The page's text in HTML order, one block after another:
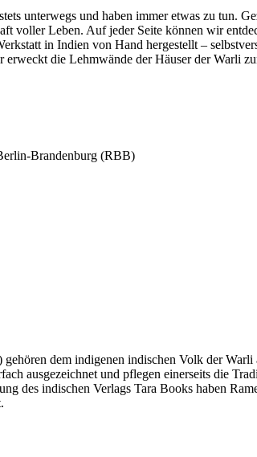
unterwegs und haben immer etwas zu tun.
voller Leben. Auf jeder Seite können wir
in Indien von Hand hergestellt –
die Lehmwände der Häuser der Warli
Brandenburg (RBB)
dem indigenen indischen Volk der Warli
ausgezeichnet und pflegen einerseits die
des indischen Verlags Tara Books haben